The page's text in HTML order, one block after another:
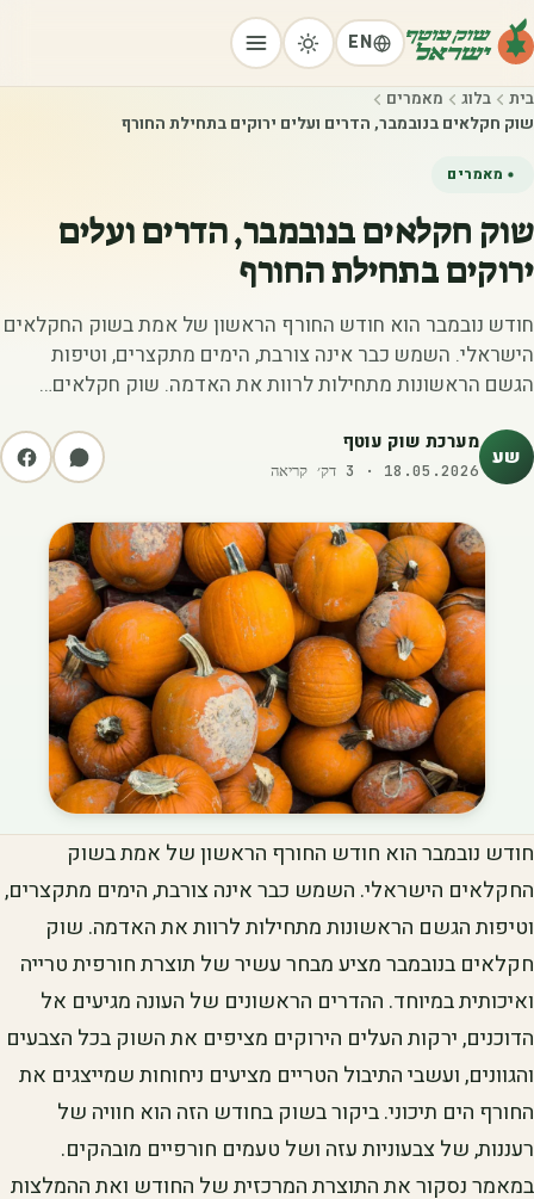
EN
בית בלוג
מאמרים
שוק חקלאים בנובמבר, הדרים ועלים ירוקים בתחילת החורף
מאמרים
שוק חקלאים בנובמבר, הדרים ועלים
ירוקים בתחילת החורף
חודש נובמבר הוא חודש החורף הראשון של אמת בשוק החקלאים
הישראלי. השמש כבר אינה צורבת, הימים מתקצרים, וטיפות
הגשם הראשונות מתחילות לרוות את האדמה. שוק חקלאים…
שע מערכת שוק עוטף
18.05.2026
·
3 דק׳ קריאה
חודש נובמבר הוא חודש החורף הראשון של אמת בשוק
החקלאים הישראלי. השמש כבר אינה צורבת, הימים מתקצרים,
וטיפות הגשם הראשונות מתחילות לרוות את האדמה. שוק
חקלאים בנובמבר מציע מבחר עשיר של תוצרת חורפית טרייה
ואיכותית במיוחד. ההדרים הראשונים של העונה מגיעים אל
הדוכנים, ירקות העלים הירוקים מציפים את השוק בכל הצבעים
והגוונים, ועשבי התיבול הטריים מציעים ניחוחות שמייצגים את
החורף הים תיכוני. ביקור בשוק בחודש הזה הוא חוויה של
רעננות, של צבעוניות עזה ושל טעמים חורפיים מובהקים.
במאמר נסקור את התוצרת המרכזית של החודש ואת ההמלצות